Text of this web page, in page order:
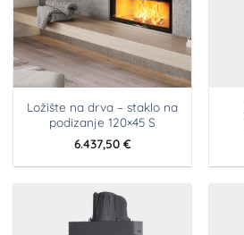
Ložište na drva – staklo na
podizanje 120×45 S
6.437,50 €